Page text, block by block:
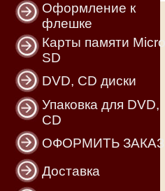
Оформление к
флешке
Карты памяти Micro
SD
DVD, CD диски
Упаковка для DVD,
CD
ОФОРМИТЬ ЗАКАЗ
Доставка